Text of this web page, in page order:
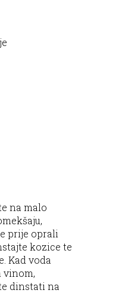
na malo
prije oprali
kozice te
Kad voda
vinom,
dinstati na